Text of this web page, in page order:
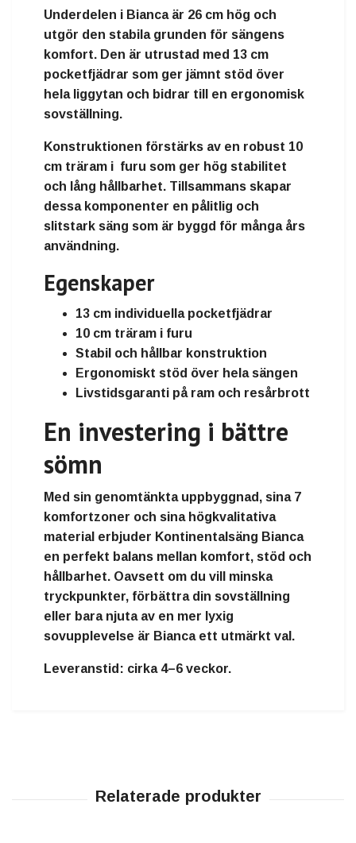
Underdelen i Bianca är 26 cm hög och
utgör den stabila grunden för sängens
komfort. Den är utrustad med 13 cm
pocketfjädrar som ger jämnt stöd över
hela liggytan och bidrar till en ergonomisk
sovställning.
Konstruktionen förstärks av en robust 10
cm träram i furu som ger hög stabilitet
och lång hållbarhet. Tillsammans skapar
dessa komponenter en pålitlig och
slitstark säng som är byggd för många års
användning.
Egenskaper
13 cm individuella pocketfjädrar
10 cm träram i furu
Stabil och hållbar konstruktion
Ergonomiskt stöd över hela sängen
Livstidsgaranti på ram och resårbrott
En investering i bättre
sömn
Med sin genomtänkta uppbyggnad, sina 7
komfortzoner och sina högkvalitativa
material erbjuder Kontinentalsäng Bianca
en perfekt balans mellan komfort, stöd och
hållbarhet. Oavsett om du vill minska
tryckpunkter, förbättra din sovställning
eller bara njuta av en mer lyxig
sovupplevelse är Bianca ett utmärkt val.
Leveranstid: cirka 4–6 veckor.